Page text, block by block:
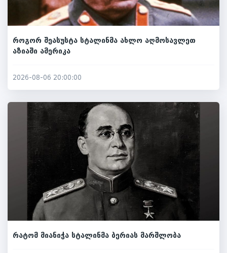
როგორ შეასუსტა სტალინმა ახლო აღმოსავლეთ
აზიაში ამერიკა
2026-08-06 20:00:00
რატომ მიანიჭა სტალინმა ბერიას მარშლობა